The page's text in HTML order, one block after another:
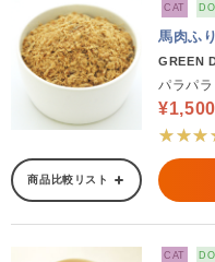
CAT
馬肉ふ
GREEN
パラパ
¥1,500
商品比較リスト
CAT